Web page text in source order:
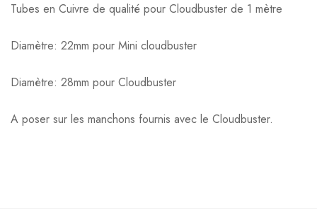
Tubes en Cuivre de qualité pour Cloudbuster de 1 mètre
Diamètre: 22mm pour Mini cloudbuster
Diamètre: 28mm pour Cloudbuster
A poser sur les manchons fournis avec le Cloudbuster.